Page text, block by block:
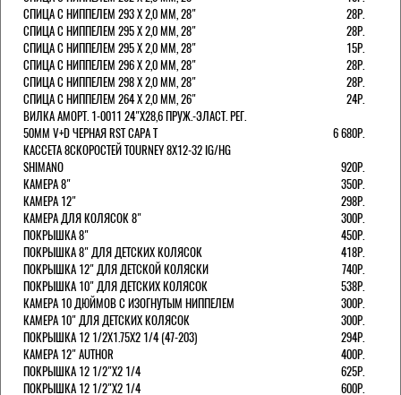
СПИЦА С НИППЕЛЕМ 293 Х 2,0 ММ, 28"
28Р.
СПИЦА С НИППЕЛЕМ 295 Х 2,0 ММ, 28"
28Р.
СПИЦА С НИППЕЛЕМ 295 Х 2,0 ММ, 28"
15Р.
СПИЦА С НИППЕЛЕМ 296 Х 2,0 ММ, 28"
28Р.
СПИЦА С НИППЕЛЕМ 298 Х 2,0 ММ, 28"
28Р.
СПИЦА С НИППЕЛЕМ 264 Х 2,0 ММ, 26"
24Р.
ВИЛКА АМОРТ. 1-0011 24"Х28,6 ПРУЖ.-ЭЛАСТ. РЕГ.
50ММ V+D ЧЕРНАЯ RST CAPA Т
6 680Р.
КАССЕТА 8СКОРОСТЕЙ TOURNEY 8Х12-32 IG/HG
SHIMANO
920Р.
КАМЕРА 8"
350Р.
КАМЕРА 12"
298Р.
КАМЕРА ДЛЯ КОЛЯСОК 8"
300Р.
ПОКРЫШКА 8"
450Р.
ПОКРЫШКА 8" ДЛЯ ДЕТСКИХ КОЛЯСОК
418Р.
ПОКРЫШКА 12" ДЛЯ ДЕТСКОЙ КОЛЯСКИ
740Р.
ПОКРЫШКА 10" ДЛЯ ДЕТСКИХ КОЛЯСОК
538Р.
КАМЕРА 10 ДЮЙМОВ С ИЗОГНУТЫМ НИППЕЛЕМ
300Р.
КАМЕРА 10" ДЛЯ ДЕТСКИХ КОЛЯСОК
300Р.
ПОКРЫШКА 12 1/2X1.75X2 1/4 (47-203)
294Р.
КАМЕРА 12" AUTHOR
400Р.
ПОКРЫШКА 12 1/2"Х2 1/4
625Р.
ПОКРЫШКА 12 1/2"Х2 1/4
600Р.